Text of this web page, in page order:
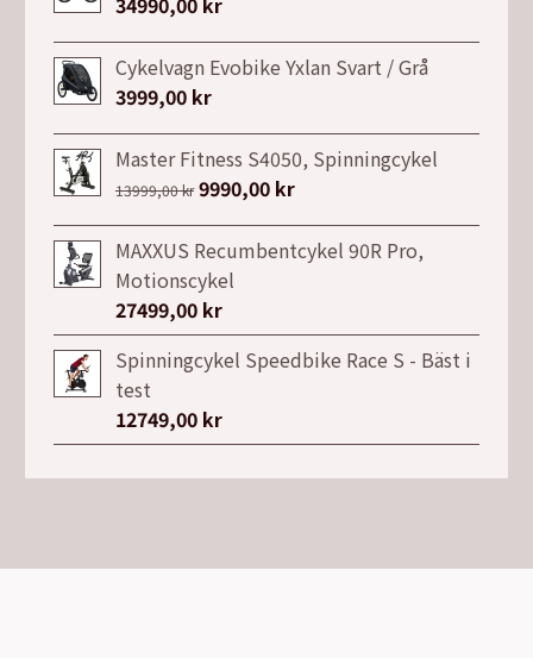
Cykelvagn Evobike Yxlan Svart / Grå
3999,00 kr
Master Fitness S4050, Spinningcykel
13999,00kr Det
priset
var:
13999,00 kr.
9990,00 krDet
priset
MAXXUS Recumbentcykel 90R Pro,
Motionscykel
27499,00 kr
Spinningcykel Speedbike Race S - Bäst i
test
12749,00 kr